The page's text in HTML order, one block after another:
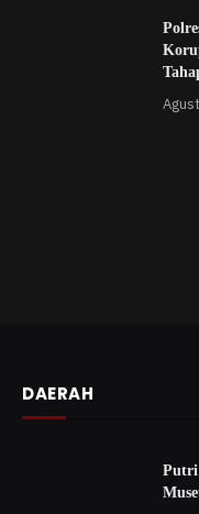
DAERAH
Putri